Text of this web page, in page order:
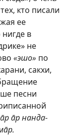
кто писали
ее
в
не
«эшо» по
сакхи,
песни
āр нанда-